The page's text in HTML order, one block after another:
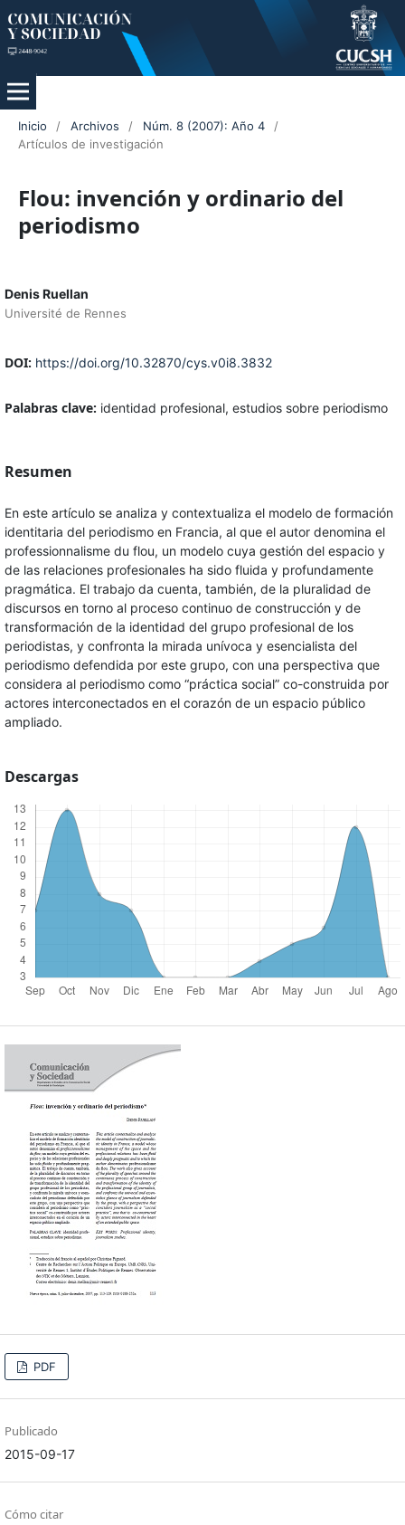
Inicio / Archivos / Núm. 8 (2007): Año 4
/
Artículos de investigación
Flou: invención y ordinario del
periodismo
Denis Ruellan
Université de Rennes
DOI: https://doi.org/10.32870/cys.v0i8.3832
Palabras clave: identidad profesional, estudios sobre periodismo
Resumen
En este artículo se analiza y contextualiza el modelo de formación
identitaria del periodismo en Francia, al que el autor denomina el
professionnalisme du flou, un modelo cuya gestión del espacio y
de las relaciones profesionales ha sido fluida y profundamente
pragmática. El trabajo da cuenta, también, de la pluralidad de
discursos en torno al proceso continuo de construcción y de
transformación de la identidad del grupo profesional de los
periodistas, y confronta la mirada unívoca y esencialista del
periodismo defendida por este grupo, con una perspectiva que
considera al periodismo como “práctica social” co-construida por
actores interconectados en el corazón de un espacio público
ampliado.
Descargas
PDF
Publicado
2015-09-17
Cómo citar